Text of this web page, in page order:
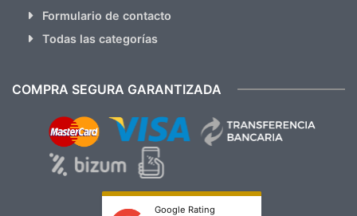
Formulario de contacto
Todas las categorías
COMPRA SEGURA GARANTIZADA
Google Rating